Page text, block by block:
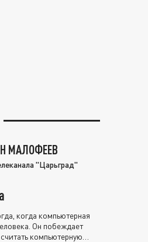
МАЛОФЕЕВ
"Царьград"
когда компьютерная
Он побеждает
компьютерную